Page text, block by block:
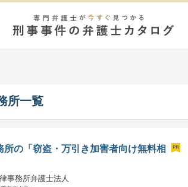
所一覧
所の「窃盗・万引き加害者向け無料相
事務所弁護士法人